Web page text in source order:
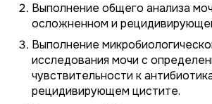
Выполнение общего анализа
осложненном и
Выполнение
исследования мочи с
чувствительности к
рецидивирующем цистите.